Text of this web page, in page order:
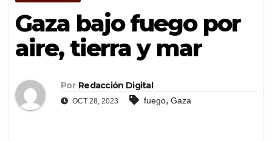
Gaza bajo fuego por
aire, tierra y mar
Por Redacción Digital
OCT 28, 2023 fuego, Gaza